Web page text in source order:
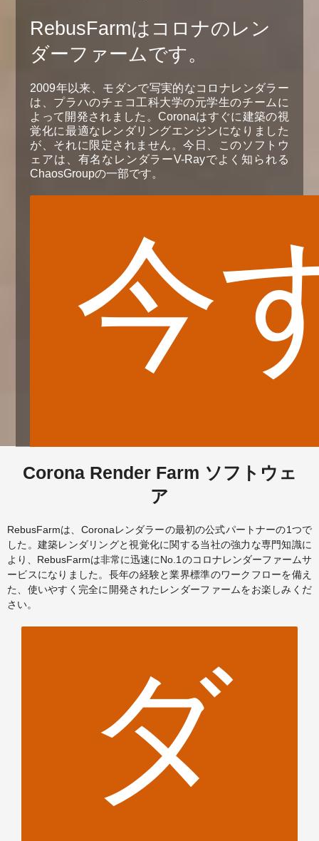
RebusFarmはコロナのレン
ダーファームです。
2009年以来、モダンで写実的なコロナレンダラー
は、プラハのチェコ工科大学の元学生のチームに
よって開発されました。Coronaはすぐに建築の視
覚化に最適なレンダリングエンジンになりました
が、それに限定されません。今日、このソフトウ
ェアは、有名なレンダラーV-Rayでよく知られる
ChaosGroupの一部です。
今
ぐ
Corona Render Farm ソフトウェ
ア
RebusFarmは、Coronaレンダラーの最初の公式パートナーの1つで
した。建築レンダリングと視覚化に関する当社の強力な専門知識に
より、RebusFarmは非常に迅速にNo.1のコロナレンダーファームサ
ービスになりました。長年の経験と業界標準のワークフローを備え
た、使いやすく完全に開発されたレンダーファームをお楽しみくだ
さい。
ダ